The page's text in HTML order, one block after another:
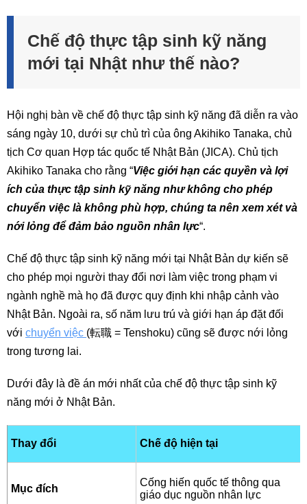
Chế độ thực tập sinh kỹ năng
mới tại Nhật như thế nào?
Hội nghị bàn về chế độ thực tập sinh kỹ năng đã diễn ra vào
sáng ngày 10, dưới sự chủ trì của ông Akihiko Tanaka, chủ
tịch Cơ quan Hợp tác quốc tế Nhật Bản (JICA). Chủ tịch
Akihiko Tanaka cho rằng “Việc giới hạn các quyền và lợi
ích của thực tập sinh kỹ năng như không cho phép
chuyển việc là không phù hợp, chúng ta nên xem xét và
nới lỏng để đảm bảo nguồn nhân lực“.
Chế độ thực tập sinh kỹ năng mới tại Nhật Bản dự kiến sẽ
cho phép mọi người thay đổi nơi làm việc trong phạm vi
ngành nghề mà họ đã được quy định khi nhập cảnh vào
Nhật Bản. Ngoài ra, số năm lưu trú và giới hạn áp đặt đối
với chuyển việc (転職 = Tenshoku) cũng sẽ được nới lỏng
trong tương lai.
Dưới đây là đề án mới nhất của chế độ thực tập sinh kỹ
năng mới ở Nhật Bản.
Thay đổi Chế độ hiện tại
Mục đích
Cống hiến quốc tế thông qua
giáo dục nguồn nhân lực